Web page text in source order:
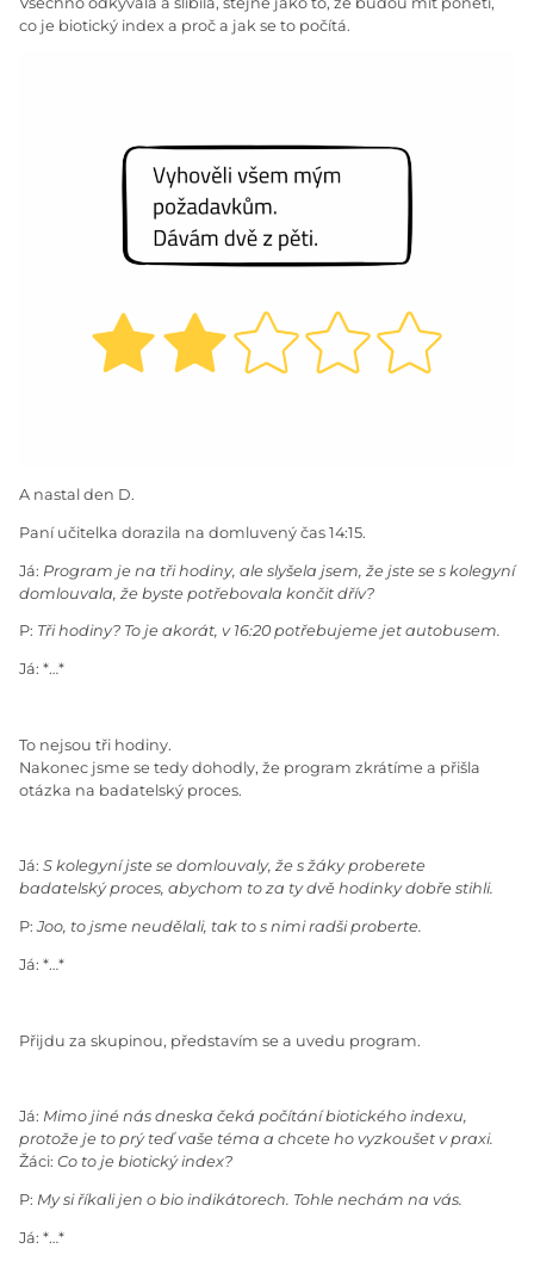
co je biotický index a proč a jak se to počítá.
A nastal den D.
Paní učitelka dorazila na domluvený čas 14:15.
Já: Program je na tři hodiny, ale slyšela jsem, že jste se s kolegyní
domlouvala, že byste potřebovala končit dřív?
P: Tři hodiny? To je akorát, v 16:20 potřebujeme jet autobusem.
Já: *…*
To nejsou tři hodiny.
Nakonec jsme se tedy dohodly, že program zkrátíme a přišla
otázka na badatelský proces.
Já: S kolegyní jste se domlouvaly, že s žáky proberete
badatelský proces, abychom to za ty dvě hodinky dobře stihli.
P:Joo, to jsme neudělali, tak to s nimi radši proberte.
Já: *…*
Přijdu za skupinou, představím se a uvedu program.
Já: Mimo jiné nás dneska čeká počítání biotického indexu,
protože je to prý teď vaše téma a chcete ho vyzkoušet v praxi.
Žáci: Co to je biotický index?
P: My si říkali jen o bio indikátorech. Tohle nechám na vás.
Já: *…*